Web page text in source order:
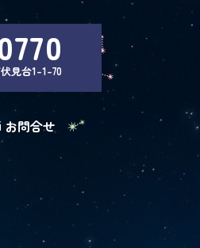
見台1-1-70
お問合せ